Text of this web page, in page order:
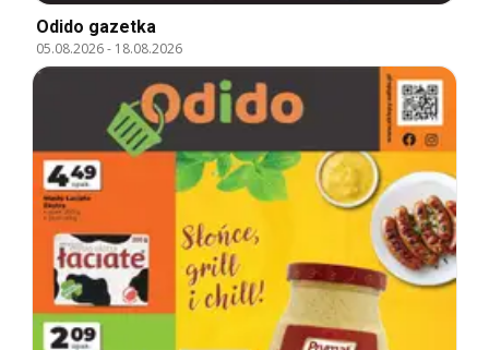
Odido gazetka
05.08.2026- 18.08.2026